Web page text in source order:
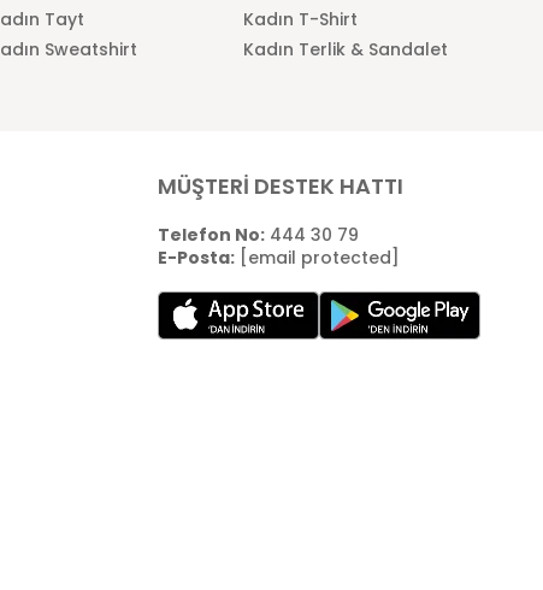
Tayt
Kadın T-Shirt
Sweatshirt Kadın Terlik & Sandalet
MÜŞTERİ DESTEK HATTI
Telefon No:444 30 79
E-Posta: [email protected]